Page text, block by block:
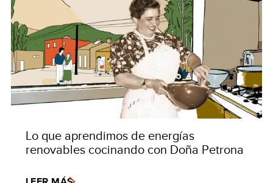
Lo que aprendimos de energías
renovables cocinando con Doña Petrona